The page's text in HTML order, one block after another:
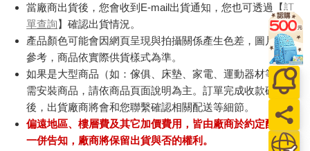
當廠商出貨後，您會收到E-mail出貨通知，您也可透過【訂
單查詢】確認出貨情況。
產品顏色可能會因網頁呈現與拍攝關係產生色差，圖片僅供
參考，商品依實際供貨樣式為準。
如果是大型商品（如：傢俱、床墊、家電、運動器材等）及
需安裝商品，請依商品頁面說明為主。訂單完成收款確認
後，出貨廠商將會和您聯繫確認相關配送等細節。
偏遠地區、樓層費及其它加價費用，皆由廠商於約定配送時
一併告知，廠商將保留出貨與否的權利。